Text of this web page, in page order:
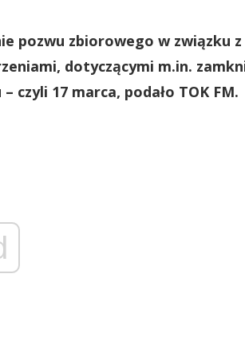
pozwu zbiorowego w związku z
dotyczącymi m.in.
czyli 17 marca, podało TOK FM.